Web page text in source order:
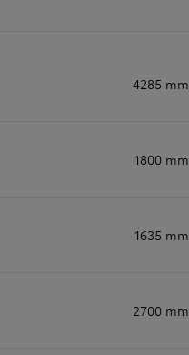
4285 mm
1800 mm
1635 mm
2700 mm